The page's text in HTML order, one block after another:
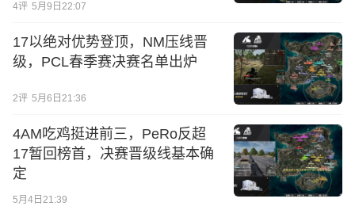
4评 5月9日22:07
17以绝对优势登顶，NM压线晋
级，PCL春季赛决赛名单出炉
2评 5月6日21:36
4AM吃鸡挺进前三，PeRo反超
17暂回榜首，决赛晋级线基本确
定
5月4日21:39